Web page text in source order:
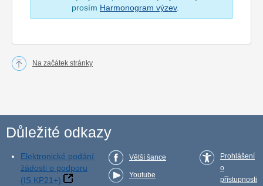
prosím Harmonogram výzev.
Na začátek stránky
Důležité odkazy
Elektronické podání
žádosti o podporu
(IS KP21+)
Větší šance
Youtube
Prohlášení
o
přístupnosti